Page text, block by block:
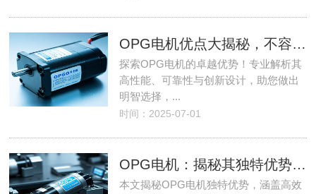
OPG电机优点大揭秘，不容错过的选择！
探索OPG电机的卓越优势！专业解析其
高性能、可靠性与创新设计，助您做出
明智选择，...
时间：2025-07-01
OPG电机：揭秘其独特优势，让你心动不已！
本文揭秘OPG电机独特优势，涵盖高效